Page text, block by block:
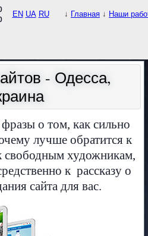
EN UA RU ↓ Главная ↓ Наши
- Одесса,
о том, как сильно
лучше обратится к
свободным художникам,
к рассказу о
сайта для вас.